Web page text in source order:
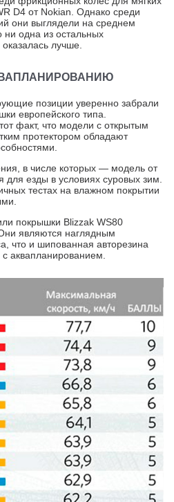
D4 от Nokian. Однако среди
они выглядели на среднем
ни одна из остальных
лучше.
позиции уверенно забрали
европейского типа.
факт, что модели с открытым
протектором обладают
в числе которых — модель от
езды в условиях суровых зим.
тестах на влажном покрытии
покрышки Blizzak WS80
являются наглядным
что и шипованная авторезина
аквапланированием.